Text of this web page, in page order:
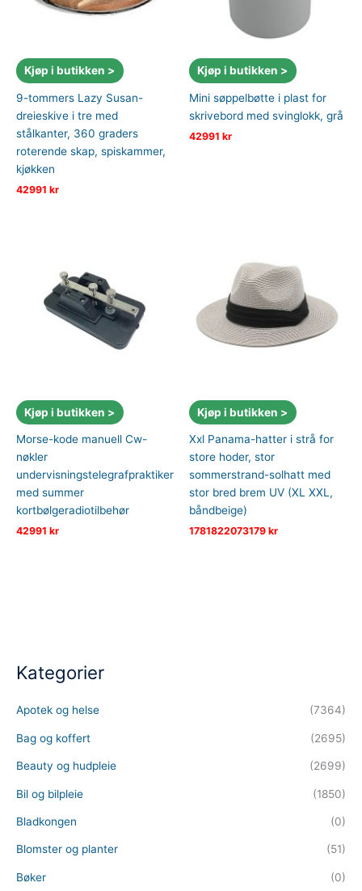
Kjøp i butikken >
9-tommers Lazy Susan-
dreieskive i tre med
stålkanter, 360 graders
roterende skap, spiskammer,
kjøkken
42991 kr
Kjøp i butikken >
Mini søppelbøtte i plast for
skrivebord med svinglokk, grå
42991 kr
Kjøp i butikken >
Morse-kode manuell Cw-
nøkler
undervisningstelegrafpraktiker
med summer
kortbølgeradiotilbehør
42991 kr
Kjøp i butikken >
Xxl Panama-hatter i strå for
store hoder, stor
sommerstrand-solhatt med
stor bred brem UV (XL XXL,
båndbeige)
1781822073179 kr
Kategorier
Apotek og helse (7364)
Bag og koffert (2695)
Beauty og hudpleie (2699)
Bil og bilpleie (1850)
Bladkongen (0)
Blomster og planter (51)
Bøker (0)